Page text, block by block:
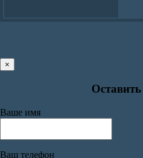
×
Ваше имя
Ваш телефон